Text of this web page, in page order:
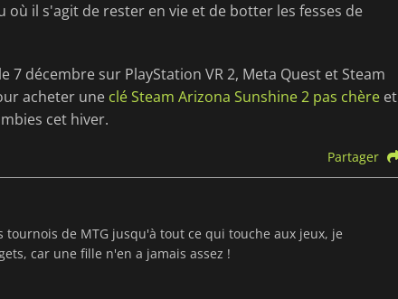
il s'agit de rester en vie et de botter les fesses de
7 décembre sur PlayStation VR 2, Meta Quest et Steam
acheter une clé Steam Arizona Sunshine 2 pas chère et
cet hiver.
Partager
de MTG jusqu'à tout ce qui touche aux jeux, je
car une fille n'en a jamais assez !